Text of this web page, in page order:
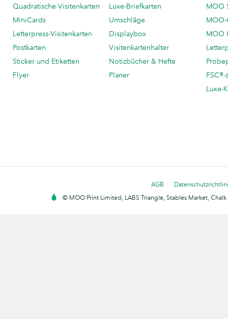
Quadratische Visitenkarten
MiniCards
Letterpress-Visitenkarten
Postkarten
Sticker und Etiketten
Flyer
Luxe-Briefkarten
Umschläge
Displaybox
Visitenkartenhalter
Notizbücher & Hefte
Planer
MOO
MOO
Luxe-
AGB
© MOO Print Limited, LABS Triangle, Stables Market,